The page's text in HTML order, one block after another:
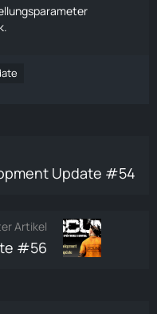
Update #54
Artikel
#56